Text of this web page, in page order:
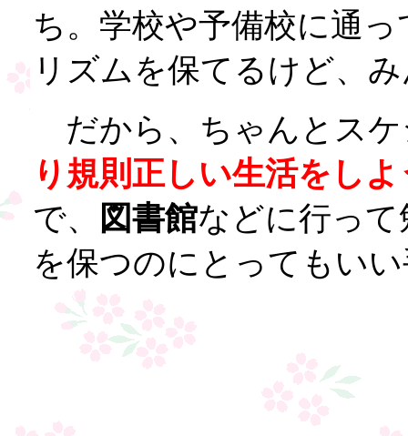
ち。学校や予備校に通
リズムを保てるけど、
だから、ちゃんとスケ
り規則正しい生活をしよ
で、
図書館などに行っ
を保つのにとってもい